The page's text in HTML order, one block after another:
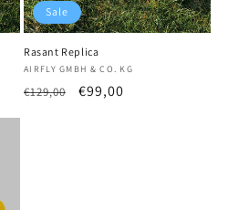
Sale
Rasant Replica
Anbieter:
AIRFLY GMBH & CO. KG
Normaler
€129,00 Verkaufspreis
€99,00